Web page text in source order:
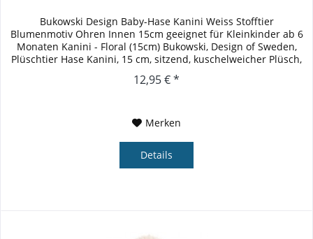
Bukowski Design Baby-Hase Kanini Weiss Stofftier
Blumenmotiv Ohren Innen 15cm geeignet für Kleinkinder ab 6
Monaten Kanini - Floral (15cm) Bukowski, Design of Sweden,
Plüschtier Hase Kanini, 15 cm, sitzend, kuschelweicher Plüsch,
12,95 € *
Merken
Details